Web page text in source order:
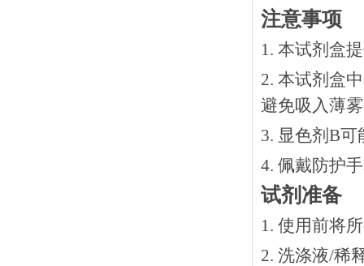
注意事项
1. 本试剂盒
2. 本试剂盒
避免吸入薄
3. 显色剂B
4. 佩戴防护
试剂准备
1. 使用前将
2. 洗涤液/稀